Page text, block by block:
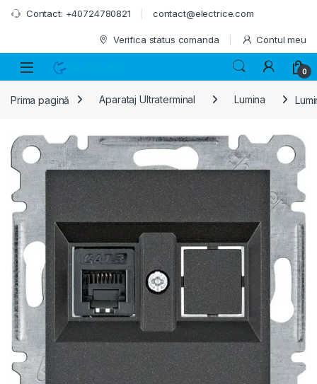
Skip to navigation
Skip to content
Contact: +40724780821 contact@electrice.com
Verifica status comanda Contul meu
0
Prima pagină Aparataj Ultraterminal Lumina